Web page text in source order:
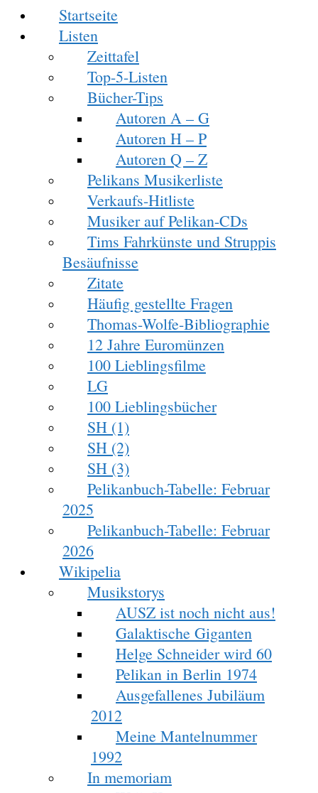
Startseite
Listen
Zeittafel
Top-5-Listen
Bücher-Tips
Autoren A – G
Autoren H – P
Autoren Q – Z
Pelikans Musikerliste
Verkaufs-Hitliste
Musiker auf Pelikan-CDs
Tims Fahrkünste und Struppis
Besäufnisse
Zitate
Häufig gestellte Fragen
Thomas-Wolfe-Bibliographie
12 Jahre Euromünzen
100 Lieblingsfilme
LG
100 Lieblingsbücher
SH (1)
SH (2)
SH (3)
Pelikanbuch-Tabelle: Februar
2025
Pelikanbuch-Tabelle: Februar
2026
Wikipelia
Musikstorys
AUSZ ist noch nicht aus!
Galaktische Giganten
Helge Schneider wird 60
Pelikan in Berlin 1974
Ausgefallenes Jubiläum
2012
Meine Mantelnummer
1992
In memoriam